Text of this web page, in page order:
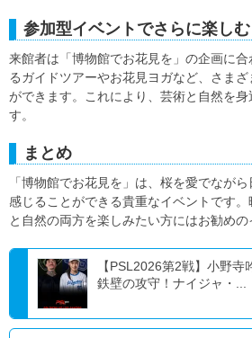
参加型イベントでさらに楽しむ
来館者は「博物館でお花見を」の企画に
るガイドツアーやお花見ヨガなど、さま
ができます。これにより、芸術と自然を
す。
まとめ
「博物館でお花見を」は、桜を愛でなが
感じることができる貴重なイベントです
と自然の両方を楽しみたい方にはお勧めの
【PSL2026第2戦】小野
鉄壁の攻守！ナイジャ・...